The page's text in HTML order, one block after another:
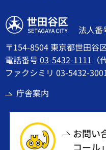
世田谷区
法人番
〒154-8504 東京都世田谷
電話番号03-5432-1111 （
ファクシミリ 03-5432-
庁舎案内
お問い
コール」